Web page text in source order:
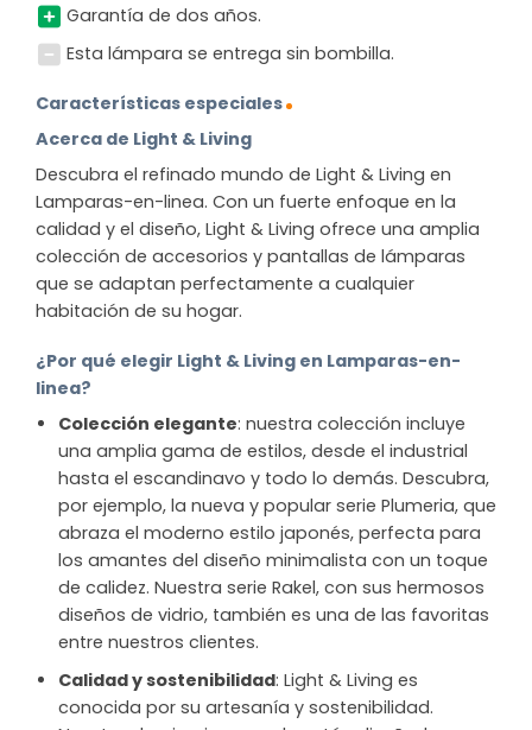
Garantía de dos años.
Esta lámpara se entrega sin bombilla.
Características especiales
Acerca de Light & Living
Descubra el refinado mundo de Light & Living en
Lamparas-en-linea. Con un fuerte enfoque en la
calidad y el diseño, Light & Living ofrece una amplia
colección de accesorios y pantallas de lámparas
que se adaptan perfectamente a cualquier
habitación de su hogar.
¿Por qué elegir Light & Living en Lamparas-en-
linea?
Colección elegante: nuestra colección incluye
una amplia gama de estilos, desde el industrial
hasta el escandinavo y todo lo demás. Descubra,
por ejemplo, la nueva y popular serie Plumeria, que
abraza el moderno estilo japonés, perfecta para
los amantes del diseño minimalista con un toque
de calidez. Nuestra serie Rakel, con sus hermosos
diseños de vidrio, también es una de las favoritas
entre nuestros clientes.
Calidad y sostenibilidad: Light & Living es
conocida por su artesanía y sostenibilidad.